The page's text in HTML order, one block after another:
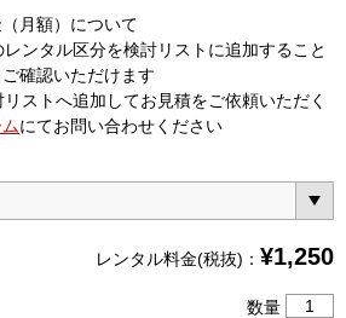
月額）について
レンタル区分を検討リストに追加すること
確認いただけます
リストへ追加してお見積をご依頼いただく
にてお問い合わせください
レンタル料金(税抜)： ¥1,250
数量